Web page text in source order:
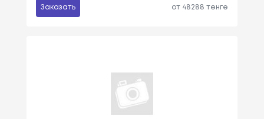
Заказать от 48288 тенге